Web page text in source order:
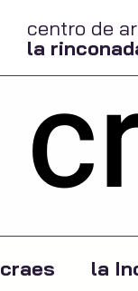
centro de
la
craes la